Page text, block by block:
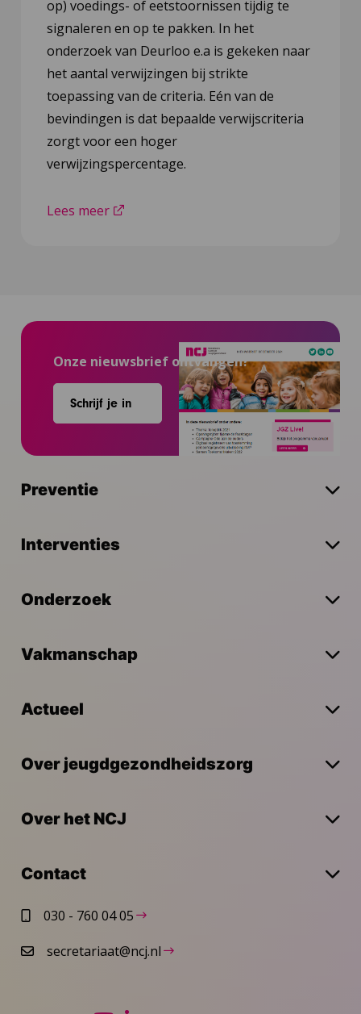
op) voedings- of eetstoornissen tijdig te
signaleren en op te pakken. In het
onderzoek van Deurloo e.a is gekeken naar
het aantal verwijzingen bij strikte
toepassing van de criteria. Eén van de
bevindingen is dat bepaalde verwijscriteria
zorgt voor een hoger
verwijzingspercentage.
Lees meer
Onze nieuwsbrief ontvangen?
Schrijf je in
Preventie
Interventies
Onderzoek
Vakmanschap
Actueel
Over jeugdgezondheidszorg
Over het NCJ
Contact
030 - 760 04 05
secretariaat@ncj.nl